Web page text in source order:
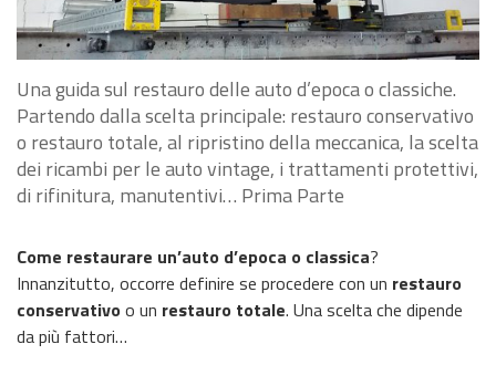
Una guida sul restauro delle auto d’epoca o classiche.
Partendo dalla scelta principale: restauro conservativo
o restauro totale, al ripristino della meccanica, la scelta
dei ricambi per le auto vintage, i trattamenti protettivi,
di rifinitura, manutentivi… Prima Parte
Come restaurare un’auto d’epoca o classica?
Innanzitutto, occorre definire se procedere con un restauro
conservativo o un restauro totale. Una scelta che dipende
da più fattori…